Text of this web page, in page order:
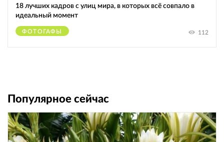
18 лучших кадров с улиц мира, в которых всё совпало в
идеальный момент
ФОТОГАФЫ 112
Популярное сейчас